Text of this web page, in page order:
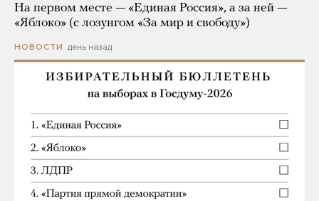
На первом месте — «Единая Россия», а за ней —
«Яблоко» (с лозунгом «За мир и свободу»)
НОВОСТИ день назад